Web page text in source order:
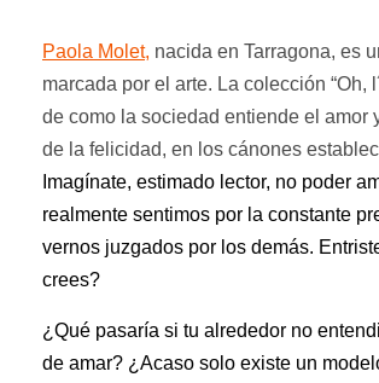
Paola Molet, nacida en Tarragona, es
marcada por el arte. La colección “Oh,
de como la sociedad entiende el amor
de la felicidad, en los cánones
Imagínate, estimado lector, no poder
realmente sentimos por la constante
vernos juzgados por los demás.
crees?
¿Qué pasaría si tu alrededor no
de amar? ¿Acaso solo existe un